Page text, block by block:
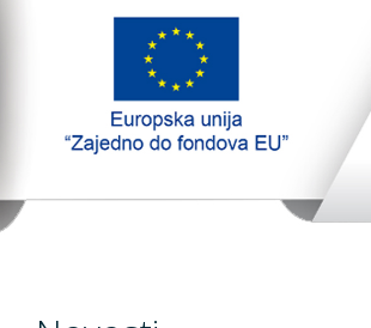
TopTim liga 29-10-2023